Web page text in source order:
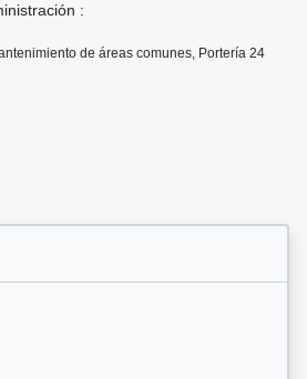
:
de áreas comunes, Portería 24